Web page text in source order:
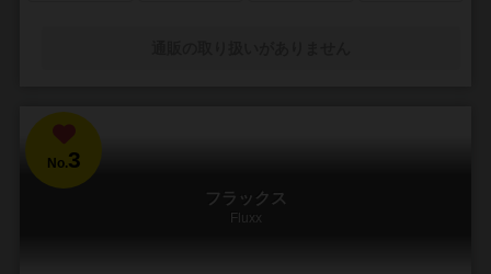
No.3
フラックス
Fluxx